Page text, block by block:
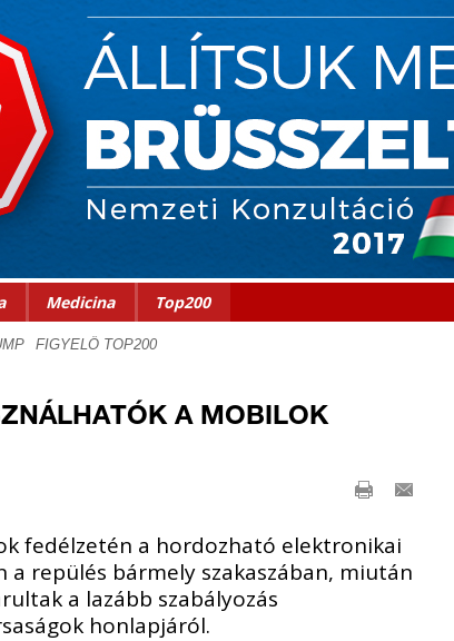
Medicina Top200
A MOBILOK
fedélzetén a hordozható elektronikai
repülés bármely szakaszában, miután
a lazább szabályozás
honlapjáról.